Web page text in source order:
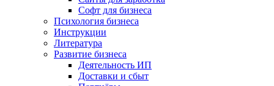
Софт для бизнеса
Психология бизнеса
Инструкции
Литература
Развитие бизнеса
Деятельность ИП
Доставки и сбыт